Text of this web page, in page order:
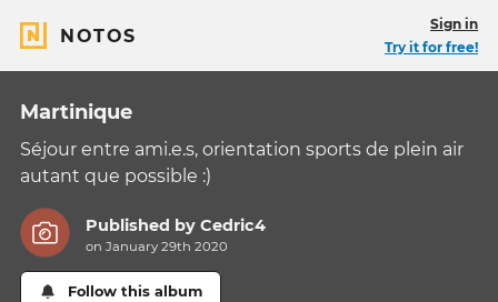
NOTOS
Sign in
Try it for free!
Martinique
Séjour entre ami.e.s, orientation sports de plein air
autant que possible :)
Published byCedric4
on January 29th 2020
Follow this album